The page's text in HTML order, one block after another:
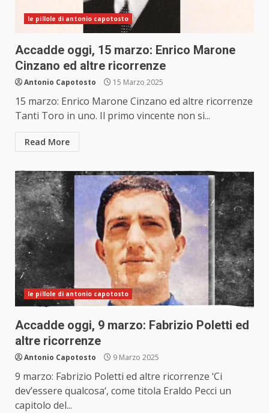
le pillole di antonio capotosto
Accadde oggi, 15 marzo: Enrico Marone
Cinzano ed altre ricorrenze
Antonio Capotosto 15 Marzo 2025
15 marzo: Enrico Marone Cinzano ed altre ricorrenze
Tanti Toro in uno. Il primo vincente non si...
Read More
le pillole di antonio capotosto
Accadde oggi, 9 marzo: Fabrizio Poletti ed
altre ricorrenze
Antonio Capotosto 9 Marzo 2025
9 marzo: Fabrizio Poletti ed altre ricorrenze ‘Ci
dev’essere qualcosa‘, come titola Eraldo Pecci un
capitolo del...